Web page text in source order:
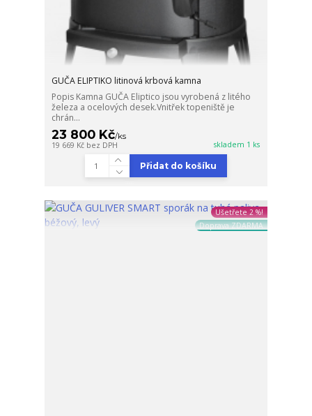
GUČA ELIPTIKO litinová krbová kamna
Popis Kamna GUČA Eliptico jsou vyrobená z litého
železa a ocelových desek.Vnitřek topeniště je
chrán...
23 800 Kč/ks
19 669 Kč bez DPH skladem 1 ks
Přidat do košíku
Ušetřete 2 %!
Doprava ZDARMA